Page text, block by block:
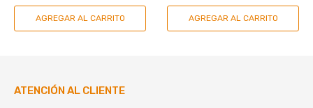
ATENCIÓN AL CLIENTE